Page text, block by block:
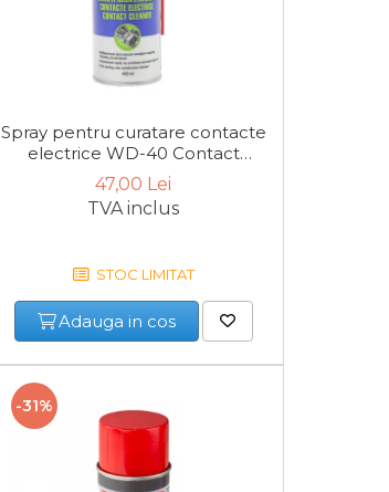
Spray pentru curatare contacte
electrice WD-40 Contact
Cleaner, 400 ml
47,00 Lei
TVA inclus
STOC LIMITAT
Adauga in cos
-31%